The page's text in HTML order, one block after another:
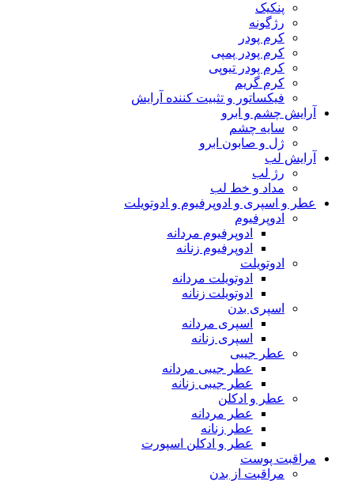
پنکیک
رژگونه
کرم پودر
کرم پودر پمپی
کرم پودر تیوپی
کرم گریم
فیکساتور و تثبیت کننده آرایش
آرایش چشم و ابرو
سایه چشم
ژل و صابون ابرو
آرایش لب
رژ لب
مداد و خط لب
عطر و اسپری و ادوپرفیوم و ادوتویلت
ادوپرفیوم
ادوپرفیوم مردانه
ادوپرفیوم زنانه
ادوتویلت
ادوتویلت مردانه
ادوتویلت زنانه
اسپری بدن
اسپری مردانه
اسپری زنانه
عطر جیبی
عطر جیبی مردانه
عطر جیبی زنانه
عطر و ادکلن
عطر مردانه
عطر زنانه
عطر و ادکلن اسپورت
مراقبت پوست
مراقبت از بدن